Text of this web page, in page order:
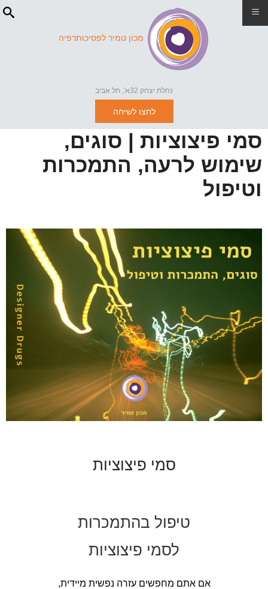
מכון טמיר לפסיכותרפיה
נחלת יצחק 32א', תל אביב
לחצו לשיחה
סמי פיצוציות | סוגים,
שימוש לרעה, התמכרות
וטיפול
סמי פיצוציות
טיפול בהתמכרות
לסמי פיצוציות
אם אתם מחפשים עזרה נפשית מיידית,
≡